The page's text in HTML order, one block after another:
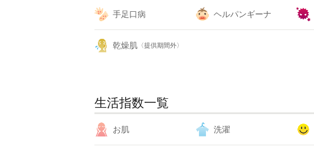
手足口病 ヘルパンギーナ
乾燥肌 〈提供期間外〉
生活指数一覧
お肌 洗濯